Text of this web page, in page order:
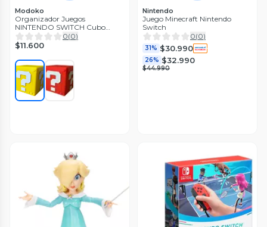
Modoko
Organizador Juegos
NINTENDO SWITCH Cubo
Incógnito
0(0)
$11.600
Nintendo
Juego Minecraft Nintendo
Switch
0(0)
31% $30.990
26% $32.990
$44.990